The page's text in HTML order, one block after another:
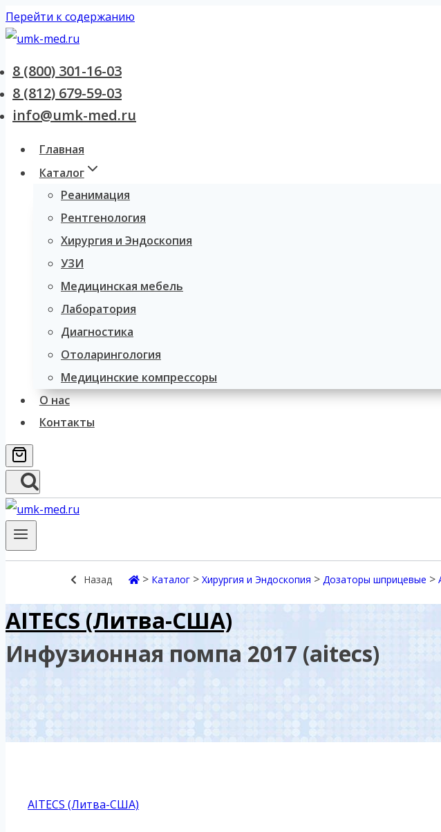
Перейти к содержанию
8 (800) 301-16-03
8 (812) 679-59-03
info@umk-med.ru
Главная
Каталог
Реанимация
Рентгенология
Хирургия и Эндоскопия
УЗИ
Медицинская мебель
Лаборатория
Диагностика
Отоларингология
Медицинские компрессоры
О нас
Контакты
Назад > Каталог > Хирургия и Эндоскопия > Дозаторы шприцевые >
AITECS (Литва-США)
Инфузионная помпа 2017 (aitecs)
AITECS (Литва-США)